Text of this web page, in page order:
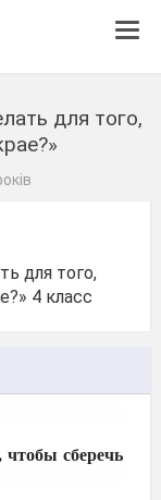
для того,
для того,
4 класс
сберечь